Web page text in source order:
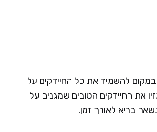
להשמיד את כל החיידקים על
את החיידקים הטובים שמגנים על
בריא לאורך זמן.